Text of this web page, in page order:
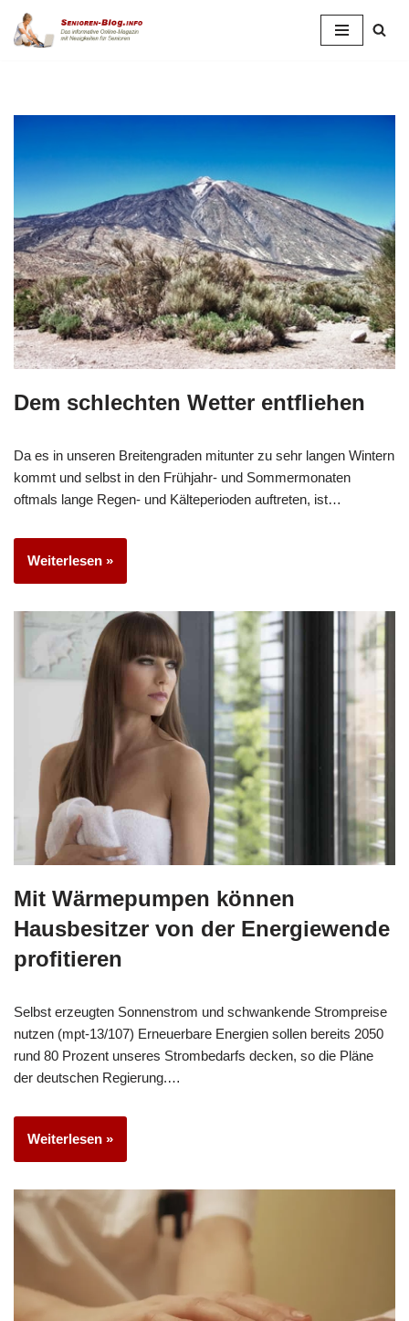
Zum
Dem schlechten Wetter entfliehen
Da es in unseren Breitengraden mitunter zu sehr langen Wintern
kommt und selbst in den Frühjahr- und Sommermonaten
oftmals lange Regen- und Kälteperioden auftreten, ist…
Weiterlesen »
Mit Wärmepumpen können
Hausbesitzer von der Energiewende
profitieren
Selbst erzeugten Sonnenstrom und schwankende Strompreise
nutzen (mpt-13/107) Erneuerbare Energien sollen bereits 2050
rund 80 Prozent unseres Strombedarfs decken, so die Pläne
der deutschen Regierung.…
Weiterlesen »